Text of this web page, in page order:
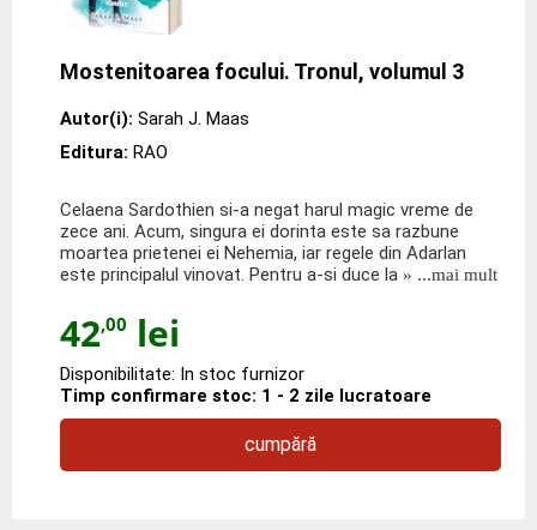
Mostenitoarea focului. Tronul, volumul 3
Autor(i): Sarah J. Maas
Editura: RAO
Celaena Sardothien si-a negat harul magic vreme de
zece ani. Acum, singura ei dorinta este sa razbune
moartea prietenei ei Nehemia, iar regele din Adarlan
este principalul vinovat. Pentru a-si duce la » ...mai mult
42,00 lei
Disponibilitate: In stoc furnizor
Timp confirmare stoc: 1 - 2 zile lucratoare
cumpără